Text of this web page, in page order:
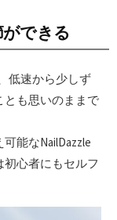
できる
低速から少しず
とも思いのままで
能なNailDazzle
心者にもセルフ